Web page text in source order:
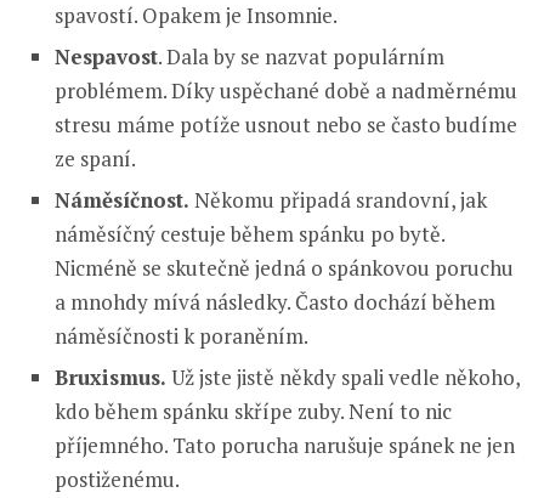
spavostí. Opakem je Insomnie.
Nespavost. Dala by se nazvat populárním
problémem. Díky uspěchané době a nadměrnému
stresu máme potíže usnout nebo se často budíme
ze spaní.
Náměsíčnost. Někomu připadá srandovní, jak
náměsíčný cestuje během spánku po bytě.
Nicméně se skutečně jedná o spánkovou poruchu
a mnohdy mívá následky. Často dochází během
náměsíčnosti k poraněním.
Bruxismus. Už jste jistě někdy spali vedle někoho,
kdo během spánku skřípe zuby. Není to nic
příjemného. Tato porucha narušuje spánek ne jen
postiženému.